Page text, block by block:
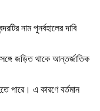
নাম পুনর্বহালের দাবি
সঙ্গে জড়িত থাকে আন্তর্জাতিক
পারে। এ কারণে বর্তমান